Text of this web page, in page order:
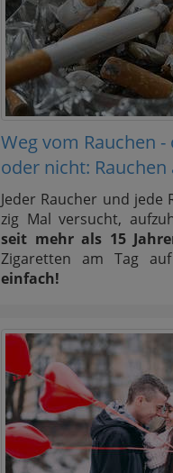
Weg vom Rauchen
oder nicht:
Jeder Raucher und jede
zig Mal versucht,
seit mehr als 15
Zigaretten am Tag
einfach!